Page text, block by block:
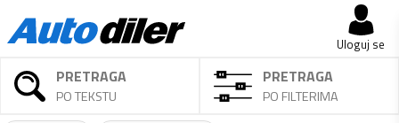
Uloguj se
PRETRAGA
PO TEKSTU
PRETRAGA
PO FILTERIMA